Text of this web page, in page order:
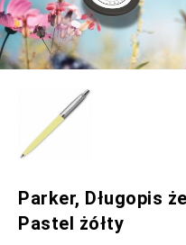
Parker, Długopis
Pastel żółty